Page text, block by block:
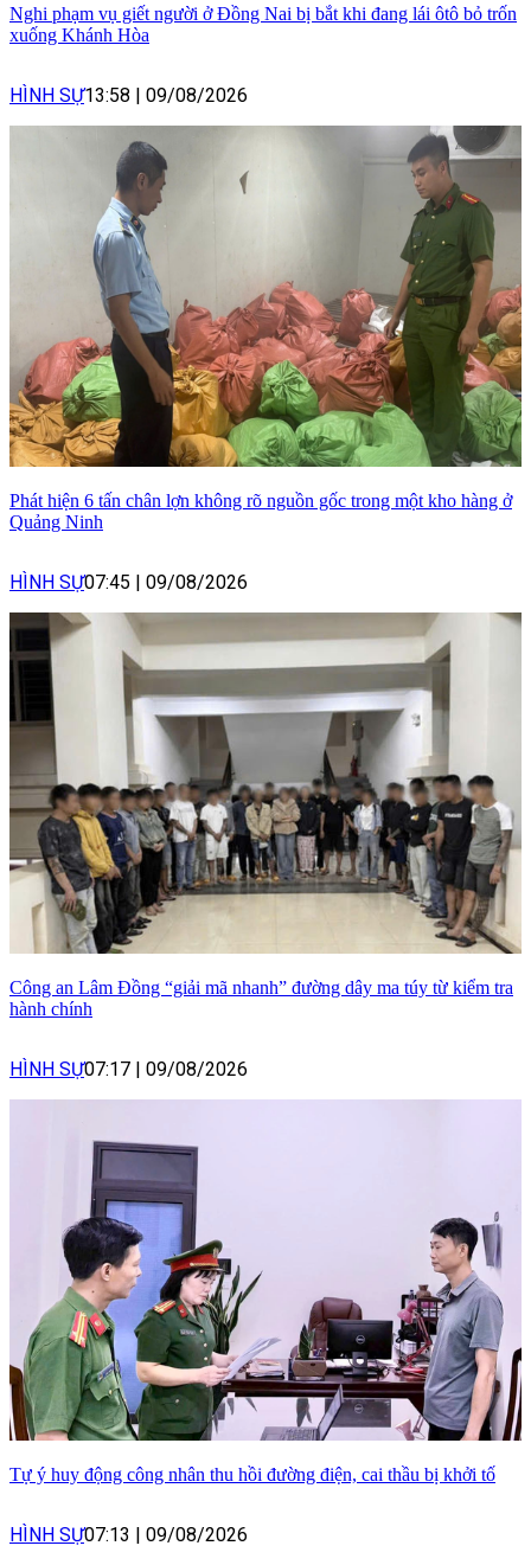
Nghi phạm vụ giết người ở Đồng Nai bị bắt khi đang lái ôtô bỏ trốn
xuống Khánh Hòa
HÌNH SỰ13:58 09/08/2026
Phát hiện 6 tấn chân lợn không rõ nguồn gốc trong một kho hàng ở
Quảng Ninh
HÌNH SỰ07:45 09/08/2026
Công an Lâm Đồng “giải mã nhanh” đường dây ma túy từ kiểm tra
hành chính
HÌNH SỰ07:17 09/08/2026
Tự ý huy động công nhân thu hồi đường điện, cai thầu bị khởi tố
HÌNH SỰ07:13 09/08/2026